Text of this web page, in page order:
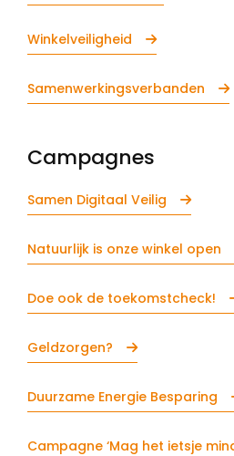
Winkelveiligheid
Samenwerkingsverbanden
Campagnes
Samen Digitaal Veilig
Natuurlijk is onze winkel open
Doe ook de toekomstcheck!
Geldzorgen?
Duurzame Energie Besparing
Campagne ‘Mag het ietsje